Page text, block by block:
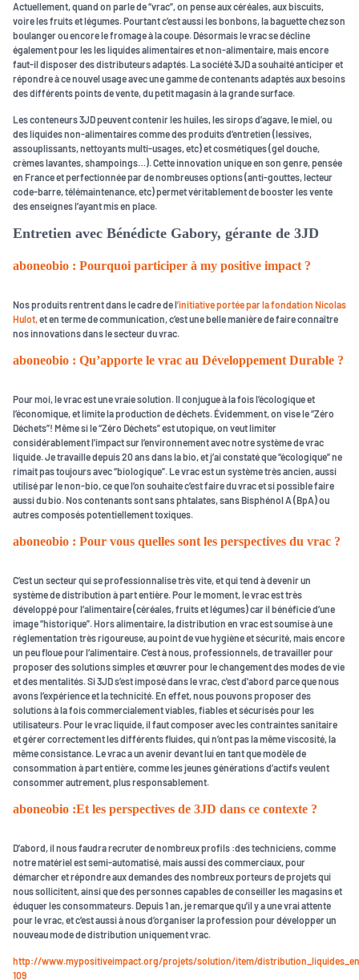
Actuellement, quand on parle de “vrac”, on pense aux céréales, aux biscuits,
voire les fruits et légumes. Pourtant c’est aussi les bonbons, la baguette chez son
boulanger ou encore le fromage à la coupe. Désormais le vrac se décline
également pour les les liquides alimentaires et non-alimentaire, mais encore
faut-il disposer des distributeurs adaptés. La société 3JD a souhaité anticiper et
répondre à ce nouvel usage avec une gamme de contenants adaptés aux besoins
des différents points de vente, du petit magasin à la grande surface.
Les conteneurs 3JD peuvent contenir les huiles, les sirops d’agave, le miel, ou
des liquides non-alimentaires comme des produits d’entretien (lessives,
assouplissants, nettoyants multi-usages, etc) et cosmétiques (gel douche,
crèmes lavantes, shampoings…). Cette innovation unique en son genre, pensée
en France et perfectionnée par de nombreuses options (anti-gouttes, lecteur
code-barre, télémaintenance, etc) permet véritablement de booster les vente
des enseignes l’ayant mis en place.
Entretien avec Bénédicte Gabory, gérante de 3JD
aboneobio : Pourquoi participer à my positive impact ?
Nos produits rentrent dans le cadre de l’initiative portée par la fondation Nicolas
Hulot,et en terme de communication, c’est une belle manière de faire connaître
nos innovations dans le secteur du vrac.
aboneobio : Qu’apporte le vrac au Développement Durable ?
Pour moi, le vrac est une vraie solution. Il conjugue à la fois l’écologique et
l’économique, et limite la production de déchets. Évidemment, on vise le “Zéro
Déchets”! Même si le “Zéro Déchets” est utopique, on veut limiter
considérablement l'impact sur l’environnement avec notre système de vrac
liquide. Je travaille depuis 20 ans dans la bio, et j’ai constaté que “écologique” ne
rimait pas toujours avec “biologique”. Le vrac est un système très ancien, aussi
utilisé par le non-bio, ce que l’on souhaite c’est faire du vrac et si possible faire
aussi du bio. Nos contenants sont sans phtalates, sans Bisphénol A (BpA) ou
autres composés potentiellement toxiques.
aboneobio : Pour vous quelles sont les perspectives du vrac ?
C’est un secteur qui se professionnalise très vite, et qui tend à devenir un
système de distribution à part entière. Pour le moment, le vrac est très
développé pour l’alimentaire (céréales, fruits et légumes) car il bénéficie d’une
image “historique”. Hors alimentaire, la distribution en vrac est soumise à une
réglementation très rigoureuse, au point de vue hygiène et sécurité, mais encore
un peu floue pour l‘alimentaire. C’est à nous, professionnels, de travailler pour
proposer des solutions simples et œuvrer pour le changement des modes de vie
et des mentalités. Si 3JD s’est imposé dans le vrac, c'est d'abord parce que nous
avons l’expérience et la technicité. En effet, nous pouvons proposer des
solutions à la fois commercialement viables, fiables et sécurisés pour les
utilisateurs. Pour le vrac liquide, il faut composer avec les contraintes sanitaire
et gérer correctement les différents fluides, qui n’ont pas la même viscosité, la
même consistance. Le vrac a un avenir devant lui en tant que modèle de
consommation à part entière, comme les jeunes générations d’actifs veulent
consommer autrement, plus responsablement.
aboneobio :Et les perspectives de 3JD dans ce contexte ?
D’abord, il nous faudra recruter de nombreux profils :des techniciens, comme
notre matériel est semi-automatisé, mais aussi des commerciaux, pour
démarcher et répondre aux demandes des nombreux porteurs de projets qui
nous sollicitent, ainsi que des personnes capables de conseiller les magasins et
éduquer les consommateurs. Depuis 1 an, je remarque qu’il y a une vrai attente
pour le vrac, et c’est aussi à nous d’organiser la profession pour développer un
nouveau mode de distribution uniquement vrac.
http://www.mypositiveimpact.org/projets/solution/item/
109